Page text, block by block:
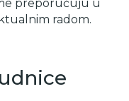
preporučuju u
radom.